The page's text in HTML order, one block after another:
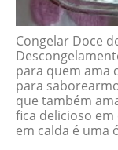
Congelar Doce
para quem ama
para
que também
fica delicioso em
em calda é uma